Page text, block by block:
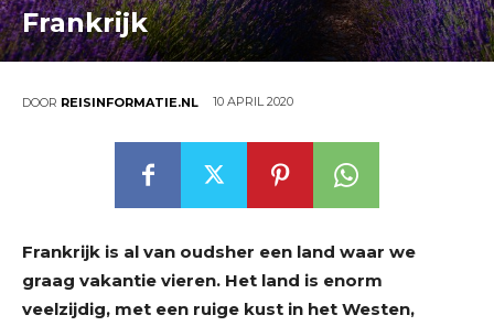
Frankrijk
DOOR REISINFORMATIE.NL 10 APRIL 2020
Frankrijk is al van oudsher een land waar we
graag vakantie vieren. Het land is enorm
veelzijdig, met een ruige kust in het Westen,